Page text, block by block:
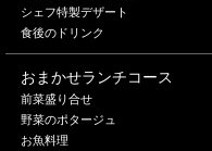
シェフ特製デザート
食後のドリンク
おまかせランチコース
前菜盛り合せ
野菜のポタージュ
お魚料理